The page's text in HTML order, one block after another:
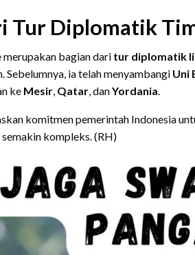
Tur Diplomatik
bagian dari tur diplomatik
Sebelumnya, ia telah menyambangi Uni
ke Mesir, Qatar, danYordania.
komitmen pemerintah Indonesia
kompleks. (RH)